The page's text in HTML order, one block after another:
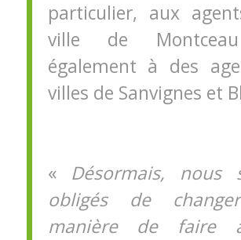
particulier, aux
ville de
également à des
villes de Sanvignes et
« Désormais, nous
obligés de
manière de faire